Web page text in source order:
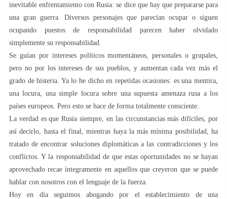
inevitable enfrentamiento con Rusia: se dice que hay que prepararse para
una gran guerra. Diversos personajes que parecían ocupar o siguen
ocupando puestos de responsabilidad parecen haber olvidado
simplemente su responsabilidad.
Se guían por intereses políticos momentáneos, personales o grupales,
pero no por los intereses de sus pueblos, y aumentan cada vez más el
grado de histeria. Ya lo he dicho en repetidas ocasiones: es una mentira,
una locura, una simple locura sobre una supuesta amenaza rusa a los
países europeos. Pero esto se hace de forma totalmente consciente.
La verdad es que Rusia siempre, en las circunstancias más difíciles, por
así decirlo, hasta el final, mientras haya la más mínima posibilidad, ha
tratado de encontrar soluciones diplomáticas a las contradicciones y los
conflictos. Y la responsabilidad de que estas oportunidades no se hayan
aprovechado recae íntegramente en aquellos que creyeron que se puede
hablar con nosotros con el lenguaje de la fuerza.
Hoy en día seguimos abogando por el establecimiento de una